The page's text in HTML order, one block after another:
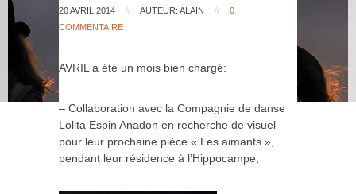
20 AVRIL 2014 // AUTEUR: ALAIN //
0
COMMENTAIRE
AVRIL a été un mois bien chargé:
– Collaboration avec la Compagnie de danse
Lolita Espin Anadon en recherche de visuel
pour leur prochaine pièce « Les aimants »,
pendant leur résidence à l’Hippocampe;